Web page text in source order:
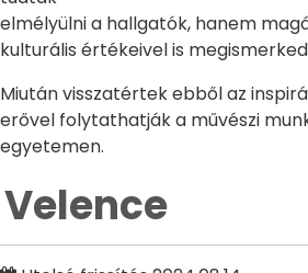
elmélyülni a hallgatók, hanem
kulturális értékeivel is
Miután visszatértek ebből az
erővel folytathatják a művészi
egyetemen.
Velence